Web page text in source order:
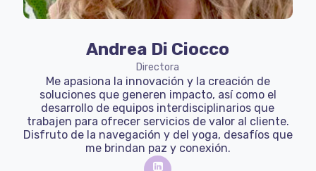
Andrea Di Ciocco
Directora
Me apasiona la innovación y la creación de
soluciones que generen impacto, así como el
desarrollo de equipos interdisciplinarios que
trabajen para ofrecer servicios de valor al cliente.
Disfruto de la navegación y del yoga, desafíos que
me brindan paz y conexión.